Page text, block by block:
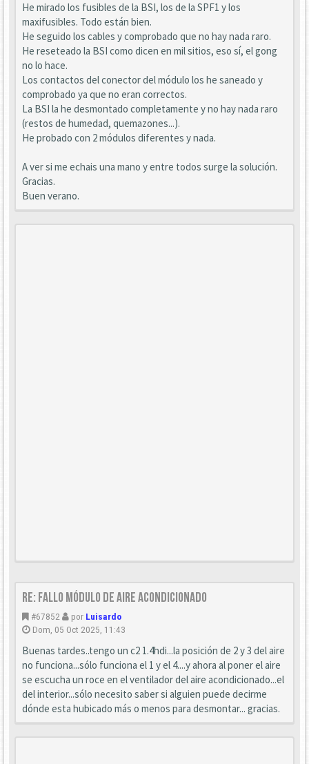
He mirado los fusibles de la BSI, los de la SPF1 y los
maxifusibles. Todo están bien.
He seguido los cables y comprobado que no hay nada raro.
He reseteado la BSI como dicen en mil sitios, eso sí, el gong
no lo hace.
Los contactos del conector del módulo los he saneado y
comprobado ya que no eran correctos.
La BSI la he desmontado completamente y no hay nada raro
(restos de humedad, quemazones...).
He probado con 2 módulos diferentes y nada.
A ver si me echais una mano y entre todos surge la solución.
Gracias.
Buen verano.
Re: Fallo módulo de aire acondicionado
#67852 por Luisardo
Dom, 05 Oct 2025, 11:43
Buenas tardes..tengo un c2 1.4hdi...la posición de 2 y 3 del aire
no funciona...sólo funciona el 1 y el 4....y ahora al poner el aire
se escucha un roce en el ventilador del aire acondicionado...el
del interior...sólo necesito saber si alguien puede decirme
dónde esta hubicado más o menos para desmontar... gracias.